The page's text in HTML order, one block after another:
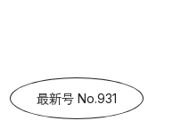
最新号 No.931